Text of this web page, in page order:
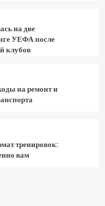
на две
УЕФА после
клубов
на ремонт и
тренировок:
вам